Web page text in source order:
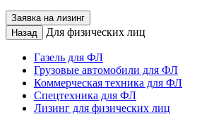
Заявка на лизинг
Назад
Для физических лиц
Газель для ФЛ
Грузовые автомобили для ФЛ
Коммерческая техника для ФЛ
Спецтехника для ФЛ
Лизинг для физических лиц